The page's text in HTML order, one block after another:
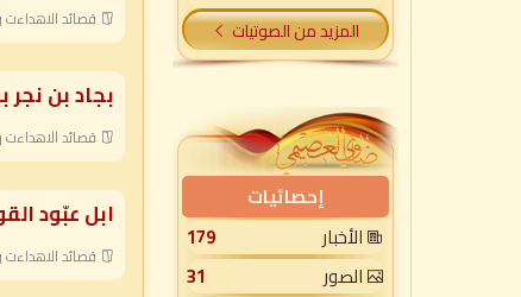
قصائد الاهداءت
بجاد بن نجر
قصائد الاهداءت
ابل عبّود
قصائد الاهداءت
المزيد من الصوتيات
إحصائيات
الأخبار
179
الصور
31